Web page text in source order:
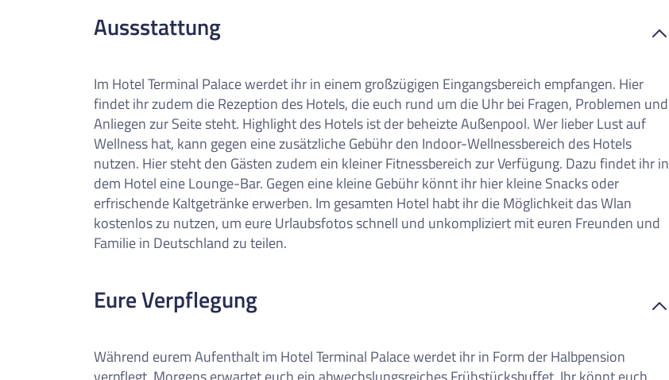
Aussstattung
Im Hotel Terminal Palace werdet ihr in einem großzügigen Eingangsbereich empfangen. Hier
findet ihr zudem die Rezeption des Hotels, die euch rund um die Uhr bei Fragen, Problemen und
Anliegen zur Seite steht. Highlight des Hotels ist der beheizte Außenpool. Wer lieber Lust auf
Wellness hat, kann gegen eine zusätzliche Gebühr den Indoor-Wellnessbereich des Hotels
nutzen. Hier steht den Gästen zudem ein kleiner Fitnessbereich zur Verfügung. Dazu findet ihr in
dem Hotel eine Lounge-Bar. Gegen eine kleine Gebühr könnt ihr hier kleine Snacks oder
erfrischende Kaltgetränke erwerben. Im gesamten Hotel habt ihr die Möglichkeit das Wlan
kostenlos zu nutzen, um eure Urlaubsfotos schnell und unkompliziert mit euren Freunden und
Familie in Deutschland zu teilen.
Eure Verpflegung
Während eurem Aufenthalt im Hotel Terminal Palace werdet ihr in Form der Halbpension